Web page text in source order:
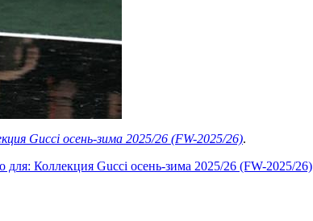
Gucci осень-зима 2025/26 (FW-2025/26).
для: Коллекция Gucci осень-зима 2025/26 (FW-2025/26)